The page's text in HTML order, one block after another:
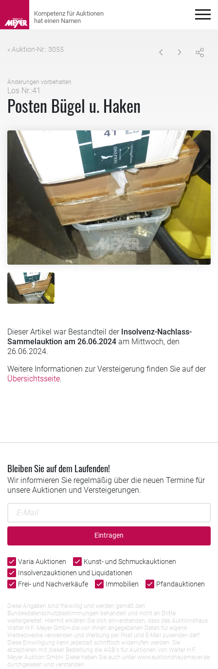
« Auktion-Nr.: 3055
Änderungen vorbehalten
Los Nr.:41
Posten Bügel u. Haken
Dieser Artikel war Bestandteil der Insolvenz-Nachlass-
Sammelauktion am 26.06.2024 am Mittwoch, den
26.06.2024.
Weitere Informationen zur Versteigerung finden Sie auf der
Übersichtsseite.
Bleiben Sie auf dem Laufenden!
Wir informieren Sie regelmäßig über die neuen Termine für
unsere Auktionen und Versteigerungen.
Eintragen
Varia Auktionen
Kunst- und Schmuckauktionen
Insolvenzauktionen und Liquidationen
Frei- und Nachverkäufe
Immobilien Pfandauktionen
Diese Angaben sind freiwillig und werden gemäß den
Bundesdatenschutzbestimmungen behandelt und nicht an Dritte
weitergeleitet. Hiermit erklären Sie sich einverstanden, dass das Auktionshaus
Walter H.F. Meyer GmbH die von Ihnen angegebenen Daten für eigene
Werbezwecke verwenden und Werbung per Post und E-Mail zusenden darf.
Diese Einwilligung kann jederzeit schriftlich widerrufen werden. Sie
akzeptieren mit dieser Bestellung die AGB`s für Auktionen von Walter H.F.
Meyer Auktion GmbH. Diese haben Sie auch unter www.auktionshausmeyer.de
durchgelesen und verstanden.